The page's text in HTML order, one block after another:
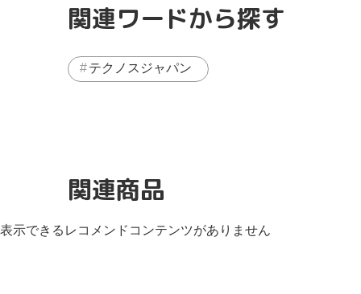
関連ワードから探す
テクノスジャパン
関連商品
表示できるレコメンドコンテンツがありません